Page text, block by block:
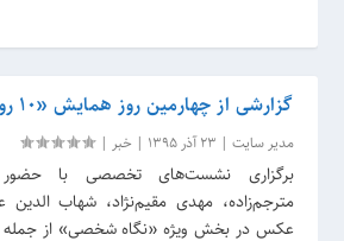
گزارشی از چهارمین روز همایش «۱۰ روز با عکاسان»
مدیر سایت | 23 آذر 1395 | خبر |
برگزاری نشست‌های‌ تخصصی با
مترجم‌زاده، مهدی مقیم‌نژاد، شهاب
عکس در بخش ویژه «نگاه شخصی» از جمله